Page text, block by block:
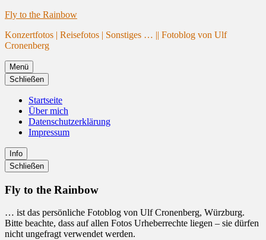
Website
geladen
Zum
springen
Fly to the Rainbow
Konzertfotos | Reisefotos | Sonstiges … || Fotoblog von Ulf
Cronenberg
Menü
Schließen
Startseite
Über mich
Datenschutzerklärung
Impressum
Info
Primäre
Seitenleiste
Schließen
Fly to the Rainbow
… ist das persönliche Fotoblog von Ulf Cronenberg, Würzburg.
Bitte beachte, dass auf allen Fotos Urheberrechte liegen – sie dürfen
nicht ungefragt verwendet werden.